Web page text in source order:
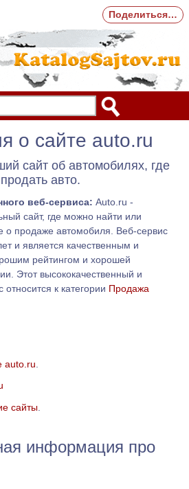
о сайте auto.ru
сайт об автомобилях, где
авто.
веб-сервиса: Auto.ru -
сайт, где можно найти или
о продаже автомобиля. Веб-сервис
и является качественным и
рейтингом и хорошей
Этот высококачественный и
к категории Продажа
auto.ru
сайты
информация про
Поделиться…